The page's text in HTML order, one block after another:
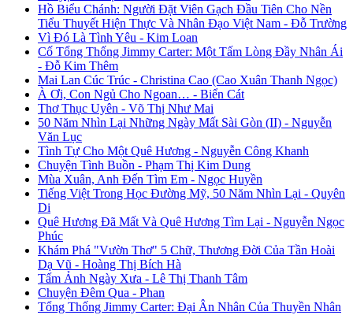
Hồ Biểu Chánh: Người Đặt Viên Gạch Đầu Tiên Cho Nền
Tiểu Thuyết Hiện Thực Và Nhân Đạo Việt Nam - Đỗ Trường
Vì Đó Là Tình Yêu - Kim Loan
Cố Tổng Thống Jimmy Carter: Một Tấm Lòng Đầy Nhân Ái
- Đỗ Kim Thêm
Mai Lan Cúc Trúc - Christina Cao (Cao Xuân Thanh Ngọc)
À Ơi, Con Ngủ Cho Ngoan… - Biển Cát
Thơ Thục Uyên - Võ Thị Như Mai
50 Năm Nhìn Lại Những Ngày Mất Sài Gòn (II) - Nguyễn
Văn Lục
Tình Tự Cho Một Quê Hương - Nguyễn Công Khanh
Chuyện Tình Buồn - Phạm Thị Kim Dung
Mùa Xuân, Anh Đến Tìm Em - Ngọc Huyền
Tiếng Việt Trong Học Đường Mỹ, 50 Năm Nhìn Lại - Quyên
Di
Quê Hương Đã Mất Và Quê Hương Tìm Lại - Nguyễn Ngọc
Phúc
Khám Phá "Vườn Thơ" 5 Chữ, Thương Đời Của Tần Hoài
Dạ Vũ - Hoàng Thị Bích Hà
Tấm Ảnh Ngày Xưa - Lê Thị Thanh Tâm
Chuyện Đêm Qua - Phan
Tổng Thống Jimmy Carter: Đại Ân Nhân Của Thuyền Nhân